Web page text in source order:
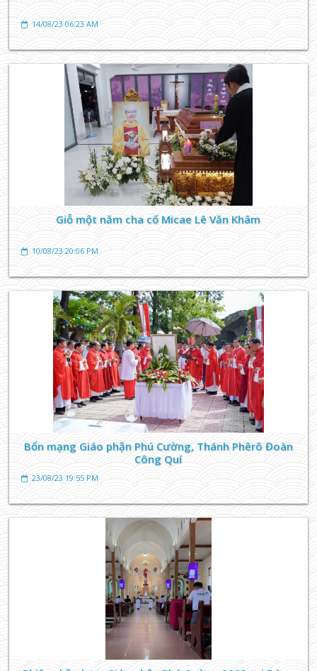
TIN TỨC GIÁO XỨ
TƯỞNG NHỚ CHA MICAE LÊ VĂN KHÂM
14/08/23 06:23 AM
TIN TỨC GIÁO XỨ
Giỗ một năm cha cố Micae Lê Văn Khâm
10/08/23 20:06 PM
Phiên chầu lượt Giáo phận Phú Cường 2023 tại Búng
07/08/23 20:23 PM
14/08/23 06:23 AM
Giỗ một năm cha cố Micae Lê Văn Khâm
10/08/23 20:06 PM
Bổn mạng Giáo phận Phú Cường, Thánh Phêrô Đoàn
Công Quí
23/08/23 19:55 PM